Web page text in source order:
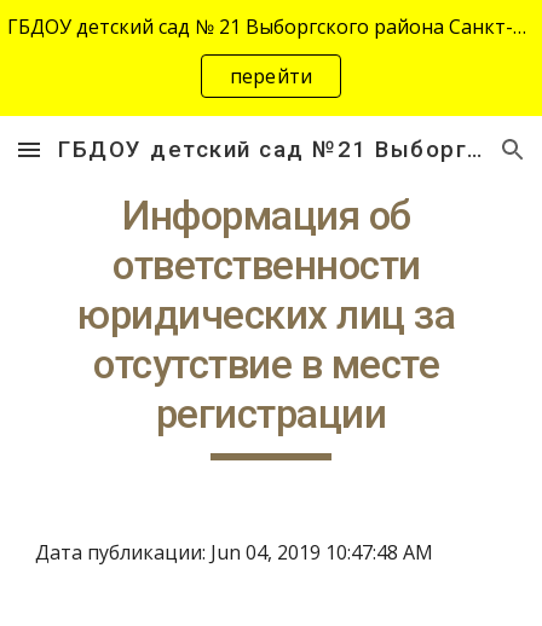
Skip to main content Skip to navigation
ГБДОУ детский сад № 21 Выборгского района Санкт-Петербурга переехал на новый адрес "site-2645.siteedu.ru".
перейти
ГБДОУ детский сад №21 Выборгского района Санкт-Петербурга
Информация об
ответственности
юридических лиц за
отсутствие в месте
регистрации
Дата публикации: Jun 04, 2019 10:47:48 AM